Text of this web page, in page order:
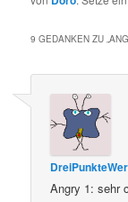
9 GEDANKEN ZU „
Angry 1: sehr